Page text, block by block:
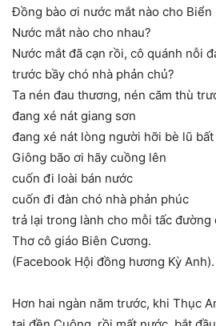
Đồng bào ơi nước mắt nào cho Biển
Nước mắt nào cho nhau?
Nước mắt đã cạn rồi, cô quánh nỗi
trước bầy chó nhà phản chủ?
Ta nén đau thương, nén căm thù
đang xé nát giang sơn
đang xé nát lòng người hỡi bè lũ
Giông bão ơi hãy cuồng lên
cuốn đi loài bán nước
cuốn đi đàn chó nhà phản phúc
trả lại trong lành cho mỗi tấc đường
Thơ cô giáo Biên Cương.
(Facebook Hội đồng hương Kỳ Anh).
Hơn hai ngàn năm trước, khi Thục